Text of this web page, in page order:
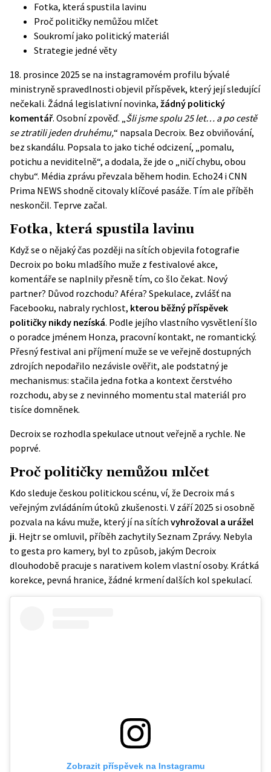
Fotka, která spustila lavinu
Proč političky nemůžou mlčet
Soukromí jako politický materiál
Strategie jedné věty
18. prosince 2025 se na instagramovém profilu bývalé
ministryně spravedlnosti objevil příspěvek, který její sledující
nečekali. Žádná legislativní novinka, žádný politický
komentář. Osobní zpověď. „Šli jsme spolu 25 let… a po cestě
se ztratili jeden druhému,“ napsala Decroix. Bez obviňování,
bez skandálu. Popsala to jako tiché odcizení, „pomalu,
potichu a neviditelně“, a dodala, že jde o „ničí chybu, obou
chybu“. Média zprávu převzala během hodin. Echo24 i CNN
Prima NEWS shodně citovaly klíčové pasáže. Tím ale příběh
neskončil. Teprve začal.
Fotka, která spustila lavinu
Když se o nějaký čas později na sítích objevila fotografie
Decroix po boku mladšího muže z festivalové akce,
komentáře se naplnily přesně tím, co šlo čekat. Nový
partner? Důvod rozchodu? Aféra? Spekulace, zvlášť na
Facebooku, nabraly rychlost, kterou běžný příspěvek
političky nikdy nezíská. Podle jejího vlastního vysvětlení šlo
o poradce jménem Honza, pracovní kontakt, ne romantický.
Přesný festival ani příjmení muže se ve veřejně dostupných
zdrojích nepodařilo nezávisle ověřit, ale podstatný je
mechanismus: stačila jedna fotka a kontext čerstvého
rozchodu, aby se z nevinného momentu stal materiál pro
tisíce domněnek.
Decroix se rozhodla spekulace utnout veřejně a rychle. Ne
poprvé.
Proč političky nemůžou mlčet
Kdo sleduje českou politickou scénu, ví, že Decroix má s
veřejným zvládáním útoků zkušenosti. V září 2025 si osobně
pozvala na kávu muže, který jí na sítích vyhrožoval a urážel
ji. Hejtr se omluvil, příběh zachytilySeznam Zprávy. Nebyla
to gesta pro kamery, byl to způsob, jakým Decroix
dlouhodobě pracuje s narativem kolem vlastní osoby. Krátká
korekce, pevná hranice, žádné krmení dalších kol spekulací.
Zobrazit příspěvek na Instagramu